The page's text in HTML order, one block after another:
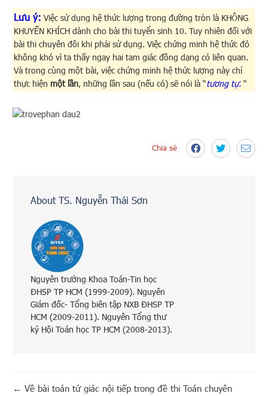
Lưu ý: Việc sử dụng hệ thức lượng trong đường tròn là KHÔNG
KHUYẾN KHÍCH dành cho bài thi tuyển sinh 10. Tuy nhiên đối với
bài thi chuyên đôi khi phải sử dụng. Việc chứng minh hệ thức đó
không khó vì ta thấy ngay hai tam giác đồng dạng có liên quan.
Và trong cùng một bài, việc chứng minh hệ thức lượng này chỉ
thực hiện một lần, những lần sau (nếu có) sẽ nói là “tương tự. “
Chia sẻ
About TS. Nguyễn Thái Sơn
Nguyên trưởng Khoa Toán-Tin học
ĐHSP TP HCM (1999-2009). Nguyên
Giám đốc- Tổng biên tập NXB ĐHSP TP
HCM (2009-2011). Nguyên Tổng thư
ký Hội Toán học TP HCM (2008-2013).
← Về bài toán tứ giác nội tiếp trong đề thi Toán chuyên